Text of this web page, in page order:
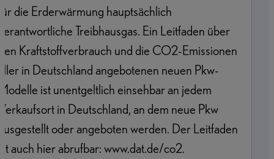
die Erderwärmung hauptsächlich
Treibhausgas. Ein Leitfaden über
Kraftstoffverbrauch und die CO2-Emissionen
in Deutschland angebotenen neuen Pkw-
ist unentgeltlich einsehbar an jedem
in Deutschland, an dem neue Pkw
oder angeboten werden. Der Leitfaden
auch hier abrufbar: www.dat.de/co2.